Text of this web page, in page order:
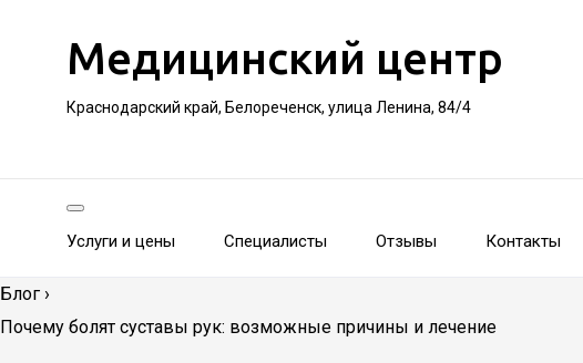
Медицинский центр
Краснодарский край, Белореченск, улица Ленина, 84/4
Услуги и цены Специалисты Отзывы Контакты
Блог ›
Почему болят суставы рук: возможные причины и лечение